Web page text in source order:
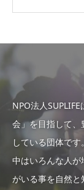
NPO法人
会」を目指して
している団体で
中はいろんな人
がいる事を自然